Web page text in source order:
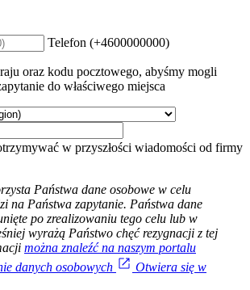
Telefon (+4600000000)
oraz kodu pocztowego, abyśmy mogli
do właściwego miejsca
w przyszłości wiadomości od firmy
Państwa dane osobowe w celu
na Państwa zapytanie. Państwa dane
po zrealizowaniu tego celu lub w
wyrażą Państwo chęć rezygnacji z tej
można znaleźć na naszym portalu
danych osobowych
Otwiera się w